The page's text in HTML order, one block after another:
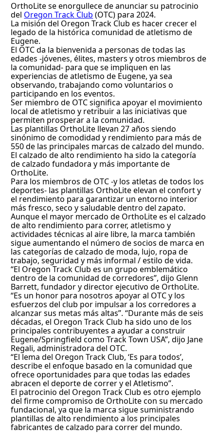
OrthoLite se enorgullece de anunciar su patrocinio
del Oregon Track Club (OTC) para 2024.
La misión del Oregon Track Club es hacer crecer el
legado de la histórica comunidad de atletismo de
Eugene.
El OTC da la bienvenida a personas de todas las
edades -jóvenes, élites, masters y otros miembros de
la comunidad- para que se impliquen en las
experiencias de atletismo de Eugene, ya sea
observando, trabajando como voluntarios o
participando en los eventos.
Ser miembro de OTC significa apoyar el movimiento
local de atletismo y retribuir a las iniciativas que
permiten prosperar a la comunidad.
Las plantillas OrthoLite llevan 27 años siendo
sinónimo de comodidad y rendimiento para más de
550 de las principales marcas de calzado del mundo.
El calzado de alto rendimiento ha sido la categoría
de calzado fundadora y más importante de
OrthoLite.
Para los miembros de OTC -y los atletas de todos los
deportes- las plantillas OrthoLite elevan el confort y
el rendimiento para garantizar un entorno interior
más fresco, seco y saludable dentro del zapato.
Aunque el mayor mercado de OrthoLite es el calzado
de alto rendimiento para correr, atletismo y
actividades técnicas al aire libre, la marca también
sigue aumentando el número de socios de marca en
las categorías de calzado de moda, lujo, ropa de
trabajo, seguridad y más informal / estilo de vida.
“El Oregon Track Club es un grupo emblemático
dentro de la comunidad de corredores”, dijo Glenn
Barrett, fundador y director ejecutivo de OrthoLite.
“Es un honor para nosotros apoyar al OTC y los
esfuerzos del club por impulsar a los corredores a
alcanzar sus metas más altas”. “Durante más de seis
décadas, el Oregon Track Club ha sido uno de los
principales contribuyentes a ayudar a construir
Eugene/Springfield como Track Town USA”, dijo Jane
Regali, administradora del OTC.
“El lema del Oregon Track Club, ‘Es para todos’,
describe el enfoque basado en la comunidad que
ofrece oportunidades para que todas las edades
abracen el deporte de correr y el Atletismo”.
El patrocinio del Oregon Track Club es otro ejemplo
del firme compromiso de OrthoLite con su mercado
fundacional, ya que la marca sigue suministrando
plantillas de alto rendimiento a los principales
fabricantes de calzado para correr del mundo.